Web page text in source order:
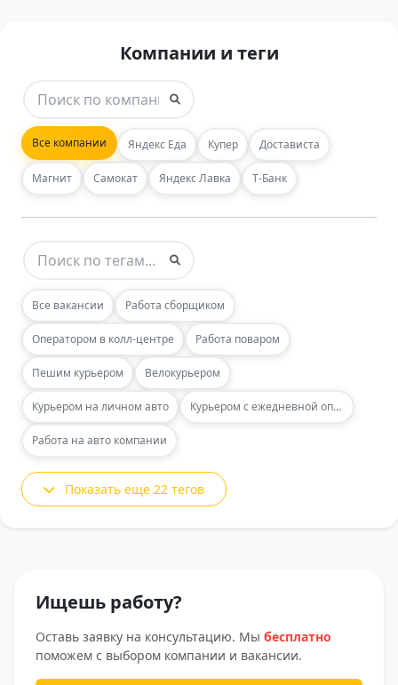
Компании и теги
Все компании Яндекс Еда Купер Достависта
Магнит Самокат Яндекс Лавка Т-Банк
Все вакансии Работа сборщиком
Оператором в колл-центре Работа поваром
Пешим курьером Велокурьером
Курьером на личном авто Курьером с ежедневной оплатой
Работа на авто компании
Показать еще 22 тегов
Ищешь работу?
Оставь заявку на консультацию. Мы бесплатно
поможем с выбором компании и вакансии.